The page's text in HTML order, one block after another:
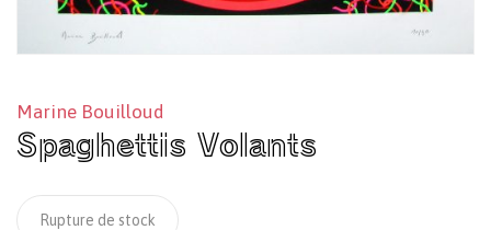
Marine Bouilloud
Spaghettis Volants
Rupture de stock